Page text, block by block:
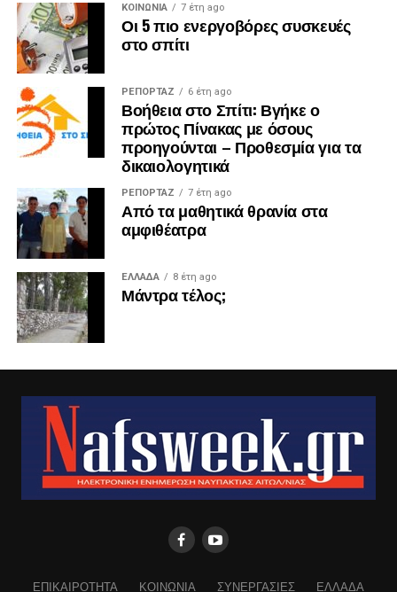
ΚΟΙΝΩΝΙΑ 7 έτη ago
Οι 5 πιο ενεργοβόρες συσκευές
στο σπίτι
ΡΕΠΟΡΤΑΖ 6 έτη ago
Βοήθεια στο Σπίτι: Βγήκε ο
πρώτος Πίνακας με όσους
προηγούνται – Προθεσμία για τα
δικαιολογητικά
ΡΕΠΟΡΤΑΖ 7 έτη ago
Από τα μαθητικά θρανία στα
αμφιθέατρα
ΕΛΛΑΔΑ 8 έτη ago
Μάντρα τέλος;
ΕΠΙΚΑΙΡΟΤΗΤΑ ΚΟΙΝΩΝΙΑ ΣΥΝΕΡΓΑΣΙΕΣ ΕΛΛΑΔΑ